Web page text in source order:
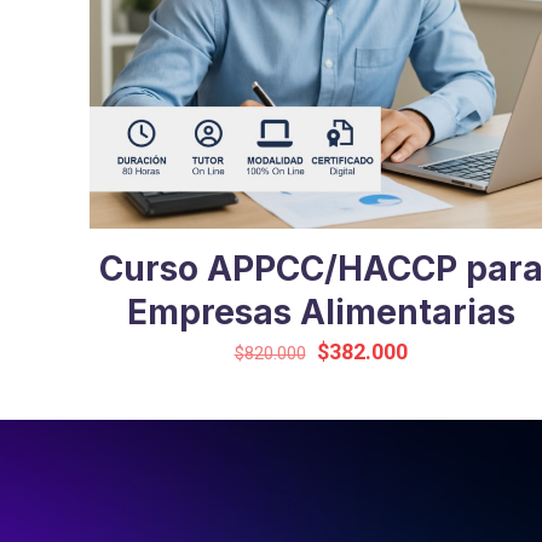
Curso APPCC/HACCP para
Empresas Alimentarias
$820.000
El
$382.000El